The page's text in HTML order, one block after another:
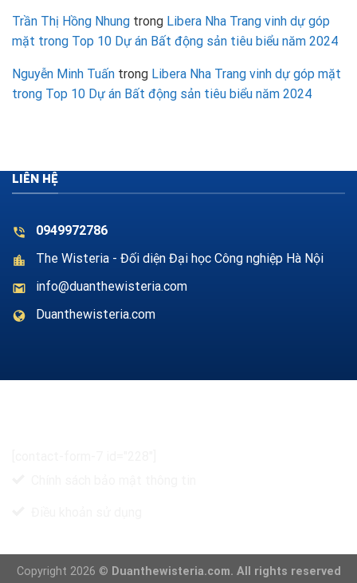
Trần Thị Hồng Nhung trong Libera Nha Trang vinh dự góp
mặt trong Top 10 Dự án Bất động sản tiêu biểu năm 2024
Nguyễn Minh Tuấn trong Libera Nha Trang vinh dự góp mặt
trong Top 10 Dự án Bất động sản tiêu biểu năm 2024
LIÊN HỆ
0949972786
The Wisteria - Đối diện Đại học Công nghiệp Hà Nội
info@duanthewisteria.com
Duanthewisteria.com
Copyright 2026 © Duanthewisteria.com. All rights reserved